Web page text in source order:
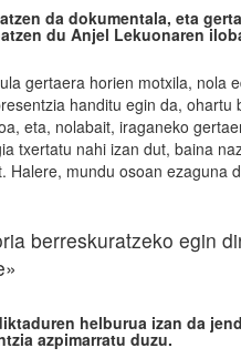
da dokumentala, eta
du Anjel Lekuonaren
gertaera horien motxila, nola
handitu egin da, ohartu
eta, nolabait, iraganeko
txertatu nahi izan dut, baina
Halere, mundu osoan ezaguna
berreskuratzeko egin
helburua izan da
azpimarratu duzu.